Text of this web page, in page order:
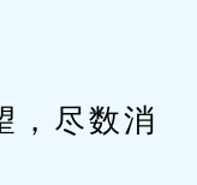
尽数消